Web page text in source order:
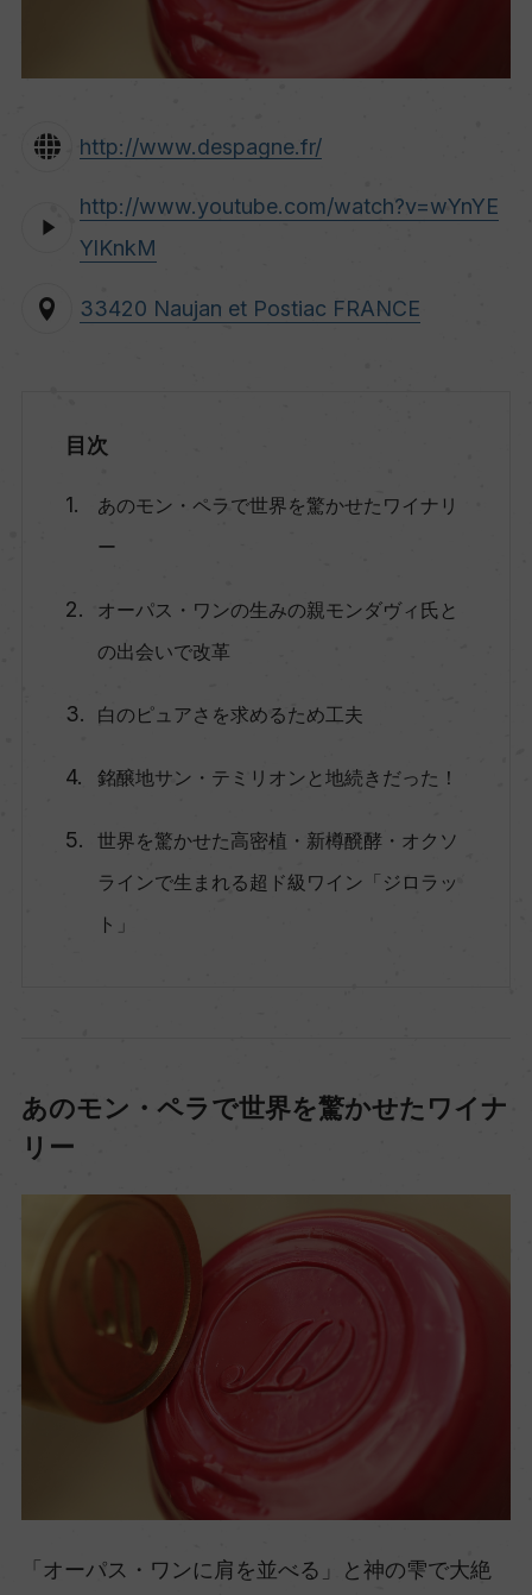
http://www.despagne.fr/
http://www.youtube.com/watch?v=wYnYE
YlKnkM
33420 Naujan et Postiac FRANCE
目次
あのモン・ペラで世界を驚かせたワイナリ
ー
オーパス・ワンの生みの親モンダヴィ氏と
の出会いで改革
白のピュアさを求めるため工夫
銘醸地サン・テミリオンと地続きだった！
世界を驚かせた高密植・新樽醗酵・オクソ
ラインで生まれる超ド級ワイン「ジロラッ
ト」
あのモン・ペラで世界を驚かせたワイナ
リー
「オーパス・ワンに肩を並べる」と神の雫で大絶